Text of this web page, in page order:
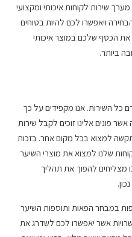
שירות לקוחות איכותי ומקצועי
ויאפשרו לכם להיות בטוחים
את הכסף שלכם במוצר איכותי
ביותר.
כל השירות. אנו מקפידים על כך
פונים אלינו זוכים לקבל שירות
למצוא בכל מקום אחר. בזכות
שלנו למצוא את מוצרי השיער
מצליחים להפוך את תהליך
במבחר הפאות ותוספות השיער
אשר יאפשרו לכם לשדרג את